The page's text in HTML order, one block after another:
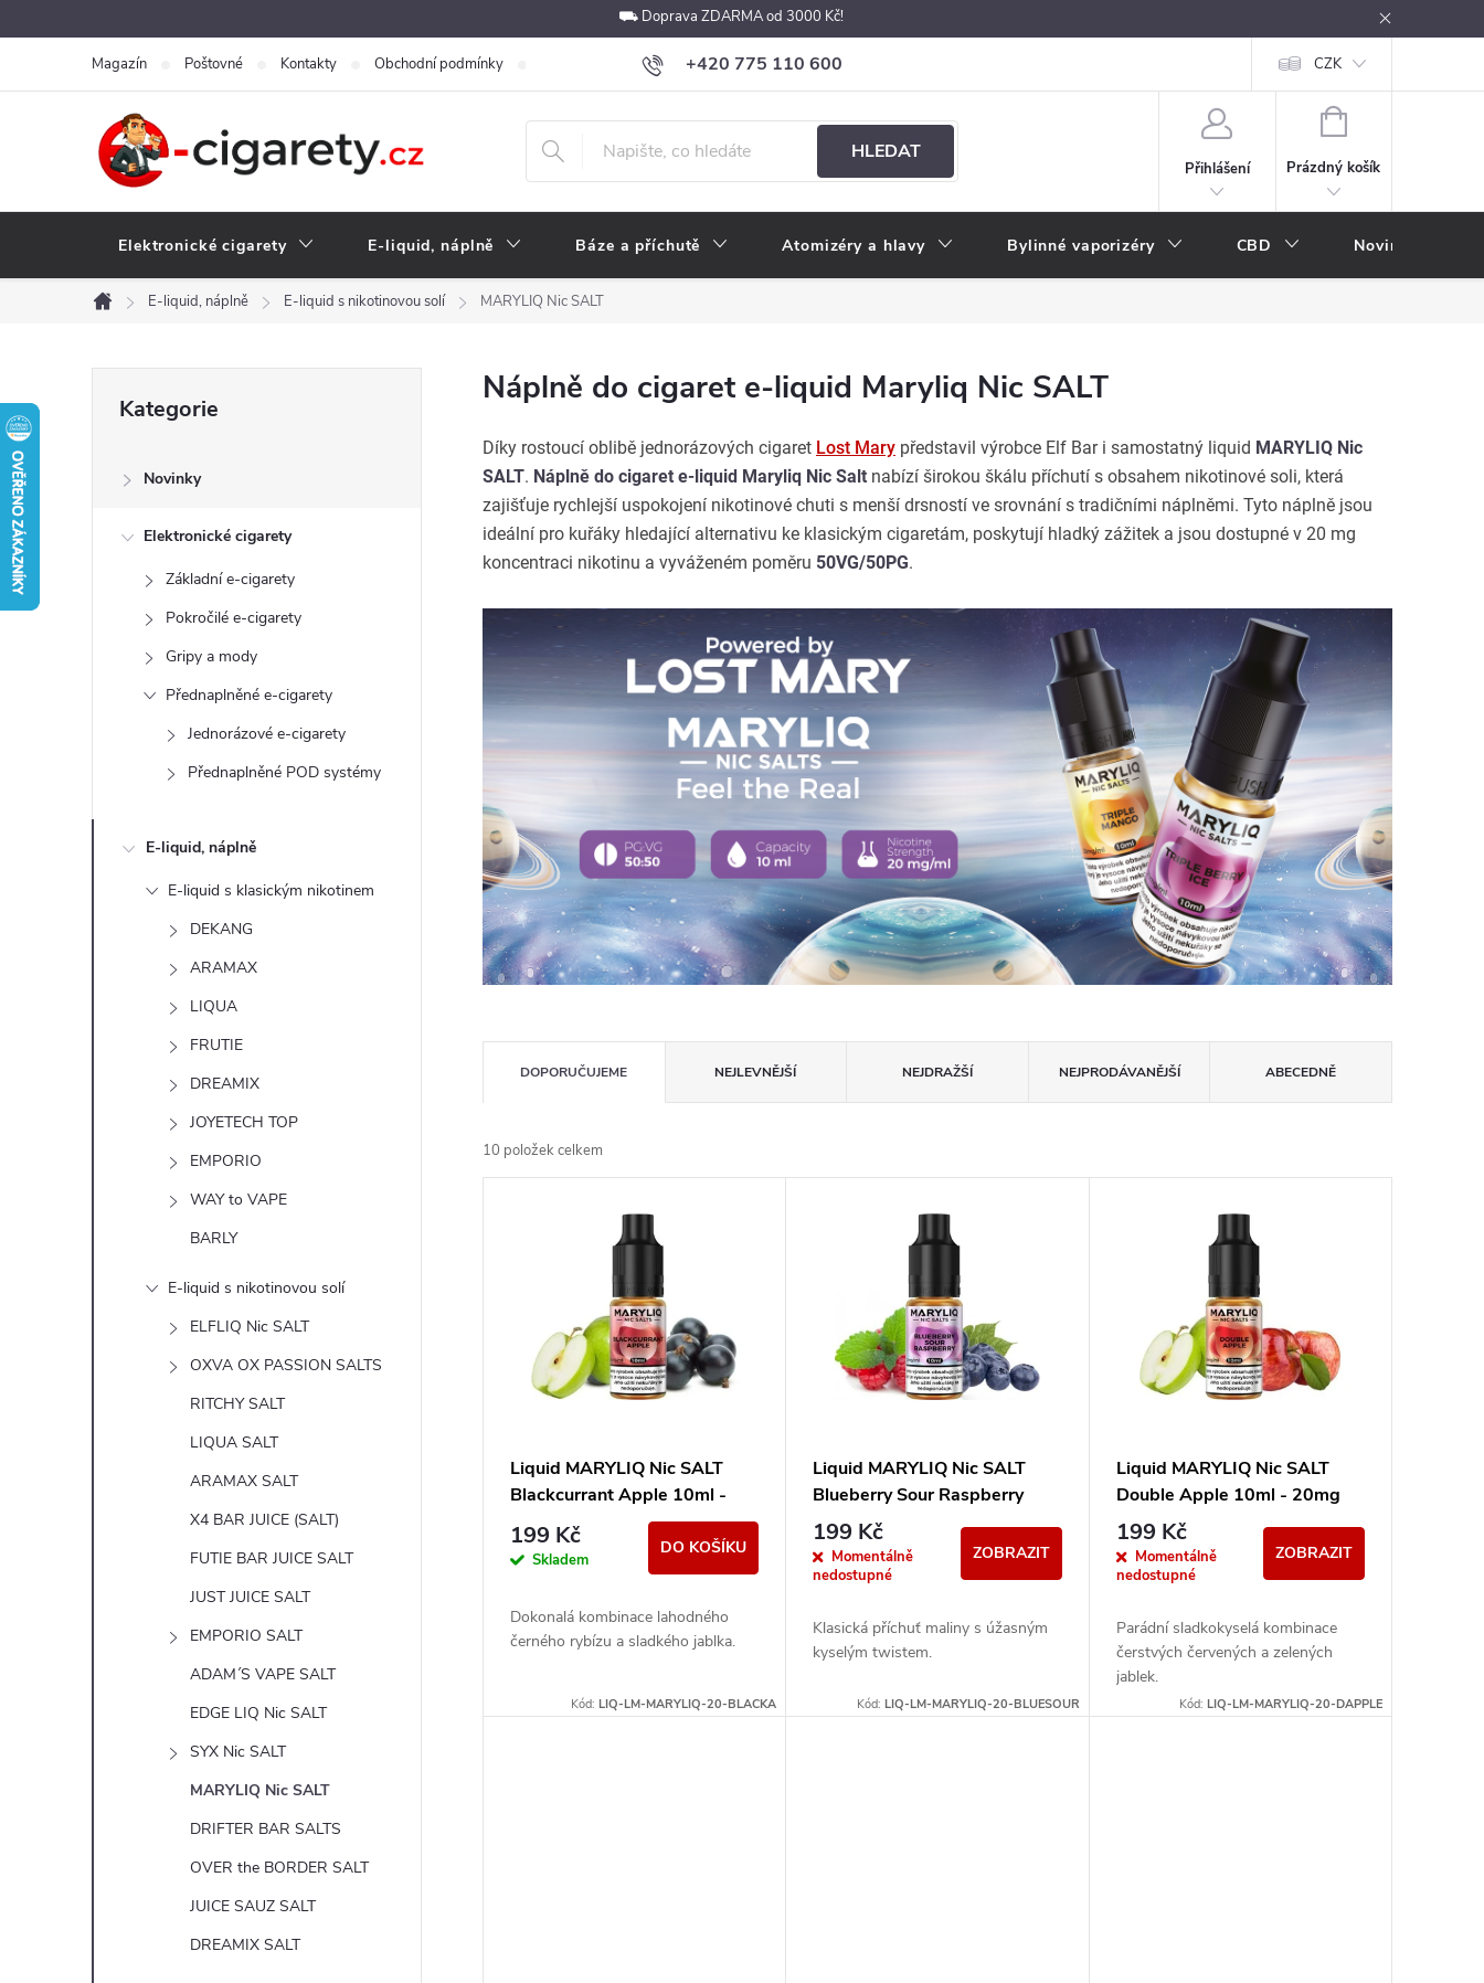
na
⛟ Doprava ZDARMA od 3000 Kč!
+420 775 110 600
obchod@e-cigarety.cz
Magazín Poštovné Kontakty Obchodní podmínky Podmínky ochrany osobních údajů Velkoobchod Vše o e-kouření Nákupní rádce
CZK
HLEDAT
Přihlášení
NÁKUPNÍ
Prázdný košík
Elektronické cigarety E-liquid, náplně Báze a příchutě Atomizéry a hlavy Bylinné vaporizéry CBD Novinky
Domů
E-liquid, náplně E-liquid s nikotinovou solí MARYLIQ Nic SALT
í
kategorie
Kategorie
Novinky
Elektronické cigarety
Základní e-cigarety
Pokročilé e-cigarety
Gripy a mody
Přednaplněné e-cigarety
Jednorázové e-cigarety
Přednaplněné POD systémy
E-liquid, náplně
E-liquid s klasickým nikotinem
DEKANG
ARAMAX
LIQUA
FRUTIE
DREAMIX
JOYETECH TOP
EMPORIO
WAY to VAPE
BARLY
E-liquid s nikotinovou solí
ELFLIQ Nic SALT
OXVA OX PASSION SALTS
RITCHY SALT
LIQUA SALT
ARAMAX SALT
X4 BAR JUICE (SALT)
FUTIE BAR JUICE SALT
JUST JUICE SALT
EMPORIO SALT
ADAM´S VAPE SALT
EDGE LIQ Nic SALT
SYX Nic SALT
MARYLIQ Nic SALT
DRIFTER BAR SALTS
OVER the BORDER SALT
JUICE SAUZ SALT
DREAMIX SALT
Náplně do cigaret e-liquid Maryliq Nic SALT
Díky rostoucí oblibě jednorázových cigaret Lost Mary představil výrobce Elf Bar i samostatný liquid MARYLIQ Nic
SALT. Náplně do cigaret e-liquid Maryliq Nic Salt nabízí širokou škálu příchutí s obsahem nikotinové soli, která
zajišťuje rychlejší uspokojení nikotinové chuti s menší drsností ve srovnání s tradičními náplněmi. Tyto náplně jsou
ideální pro kuřáky hledající alternativu ke klasickým cigaretám, poskytují hladký zážitek a jsou dostupné v 20 mg
koncentraci nikotinu a vyváženém poměru 50VG/50PG.
a
z
t
DOPORUČUJEME NEJLEVNĚJŠÍ NEJDRAŽŠÍ NEJPRODÁVANĚJŠÍ ABECEDNĚ
10 položek celkem
u
Liquid MARYLIQ Nic SALT
Blackcurrant Apple 10ml -
20mg
199 Kč
Skladem
DO KOŠÍKU
Dokonalá kombinace lahodného
černého rybízu a sladkého jablka.
Kód:LIQ-LM-MARYLIQ-20-BLACKA
Liquid MARYLIQ Nic SALT
Blueberry Sour Raspberry
10ml - 20mg
199 Kč
Momentálně
nedostupné
ZOBRAZIT
Klasická příchuť maliny s úžasným
kyselým twistem.
Kód: LIQ-LM-MARYLIQ-20-BLUESOUR
Liquid MARYLIQ Nic SALT
Double Apple 10ml - 20mg
199 Kč
Momentálně
nedostupné
ZOBRAZIT
Parádní sladkokyselá kombinace
čerstvých červených a zelených
jablek.
Kód: LIQ-LM-MARYLIQ-20-DAPPLE